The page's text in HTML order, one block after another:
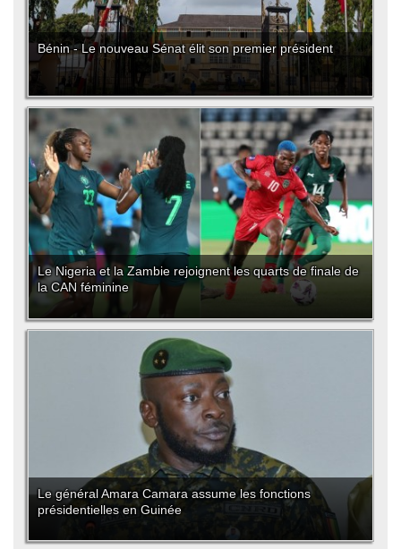
Bénin - Le nouveau Sénat élit son premier président
Le Nigeria et la Zambie rejoignent les quarts de finale de
la CAN féminine
Le général Amara Camara assume les fonctions
présidentielles en Guinée